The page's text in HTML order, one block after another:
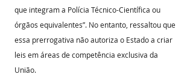
que integram a Polícia Técnico-Científica ou
órgãos equivalentes”. No entanto, ressaltou que
essa prerrogativa não autoriza o Estado a criar
leis em áreas de competência exclusiva da
União.